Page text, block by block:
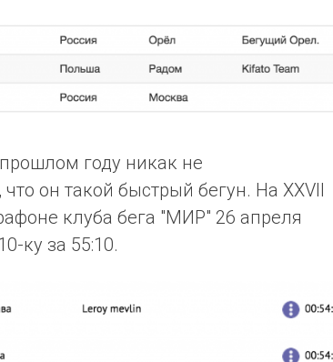
году никак не
он такой быстрый бегун. На XXVII
клуба бега "МИР" 26 апреля
ку за 55:10.